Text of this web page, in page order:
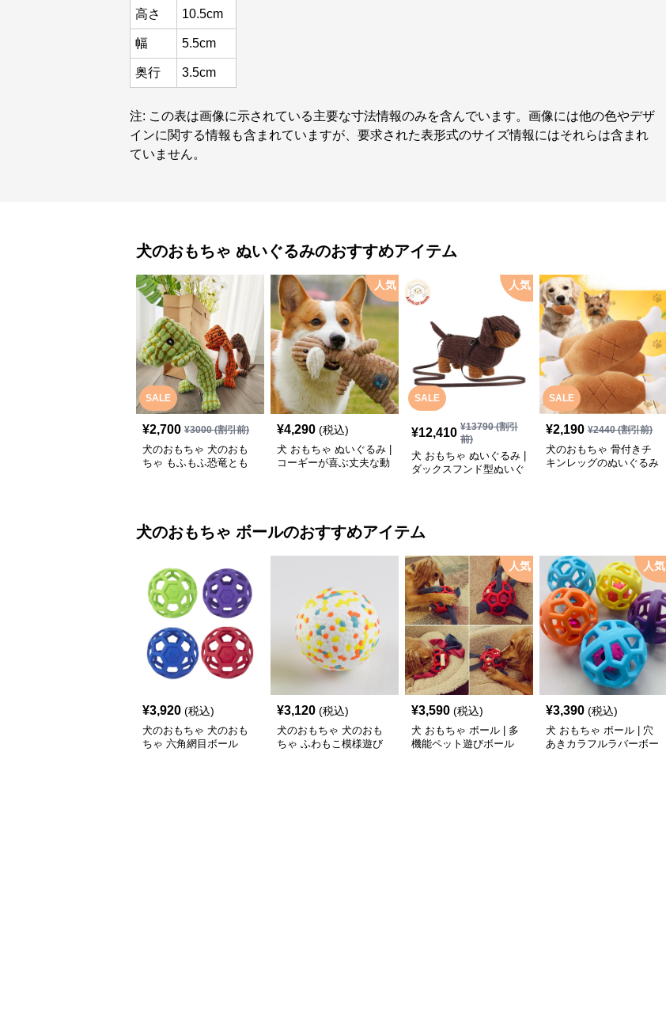
高さ 10.5cm
幅 5.5cm
奥行 3.5cm
注: この表は画像に示されている主要な寸法情報のみを含んでいます。画像には他の色やデザ
インに関する情報も含まれていますが、要求された表形式のサイズ情報にはそれらは含まれ
ていません。
犬のおもちゃ ぬいぐるみのおすすめアイテム
SALE
¥2,700 ¥3000(割引前)
犬のおもちゃ 犬のおも
ちゃ もふもふ恐竜とも
人気
¥4,290 (税込)
犬 おもちゃ ぬいぐるみ |
コーギーが喜ぶ丈夫な動
SALE
人気
¥12,410 ¥13790(割引
前)
犬 おもちゃ ぬいぐるみ |
ダックスフンド型ぬいぐ
SALE
¥2,190 ¥2440(割引前)
犬のおもちゃ 骨付きチ
キンレッグのぬいぐるみ
犬のおもちゃ ボールのおすすめアイテム
¥3,920 (税込)
犬のおもちゃ 犬のおも
ちゃ 六角網目ボール
¥3,120 (税込)
犬のおもちゃ 犬のおも
ちゃ ふわもこ模様遊び
人気
¥3,590 (税込)
犬 おもちゃ ボール | 多
機能ペット遊びボール
人気
¥3,390 (税込)
犬 おもちゃ ボール | 穴
あきカラフルラバーボー